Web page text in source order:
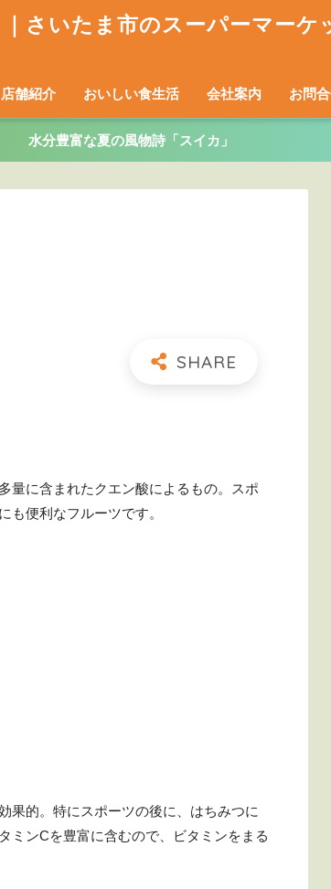
店舗紹介 おいしい食生活 会社案内 お問
水分豊富な夏の風物詩「スイカ」
量に含まれたクエン酸によるもの。スポ
も便利なフルーツです。
果的。特にスポーツの後に、はちみつに
ミンCを豊富に含むので、ビタミンをまる